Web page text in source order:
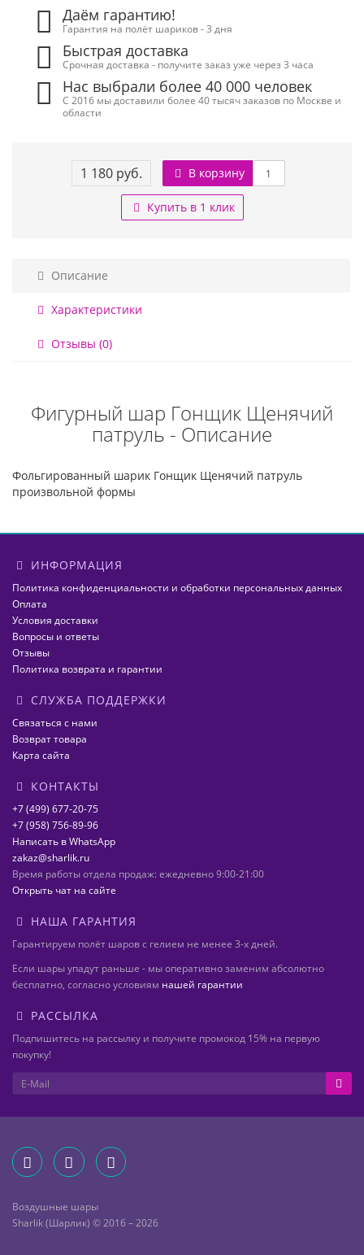
Даём гарантию!
Гарантия на полёт шариков - 3 дня
Быстрая доставка
Срочная доставка - получите заказ уже через 3 часа
Нас выбрали более 40 000 человек
С 2016 мы доставили более 40 тысяч заказов по Москве и
области
1 180 руб. В корзину
Купить в 1 клик
Описание
Характеристики
Отзывы (0)
Фигурный шар Гонщик Щенячий
патруль - Описание
Фольгированный шарик Гонщик Щенячий патруль
произвольной формы
ИНФОРМАЦИЯ
Политика конфиденциальности и обработки персональных данных
Оплата
Условия доставки
Вопросы и ответы
Отзывы
Политика возврата и гарантии
СЛУЖБА ПОДДЕРЖКИ
Связаться с нами
Возврат товара
Карта сайта
КОНТАКТЫ
+7 (499) 677-20-75
+7 (958) 756-89-96
Написать в WhatsApp
zakaz@sharlik.ru
Время работы отдела продаж: ежедневно 9:00-21:00
Открыть чат на сайте
НАША ГАРАНТИЯ
Гарантируем полёт шаров с гелием не менее 3-х дней.
Если шары упадут раньше - мы оперативно заменим абсолютно
бесплатно, согласно условиям нашей гарантии
РАССЫЛКА
Подпишитесь на рассылку и получите промокод 15% на первую
покупку!
Воздушные шары
Sharlik (Шарлик) © 2016 – 2026